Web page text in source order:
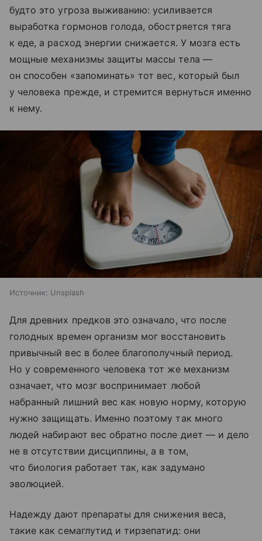
будто это угроза выживанию: усиливается
выработка гормонов голода, обостряется тяга
к еде, а расход энергии снижается. У мозга есть
мощные механизмы защиты массы тела —
он способен «запоминать» тот вес, который был
у человека прежде, и стремится вернуться именно
к нему.
Источник: Unsplash
Для древних предков это означало, что после
голодных времен организм мог восстановить
привычный вес в более благополучный период.
Но у современного человека тот же механизм
означает, что мозг воспринимает любой
набранный лишний вес как новую норму, которую
нужно защищать. Именно поэтому так много
людей набирают вес обратно после диет — и дело
не в отсутствии дисциплины, а в том,
что биология работает так, как задумано
эволюцией.
Надежду дают препараты для снижения веса,
такие как семаглутид и тирзепатид: они